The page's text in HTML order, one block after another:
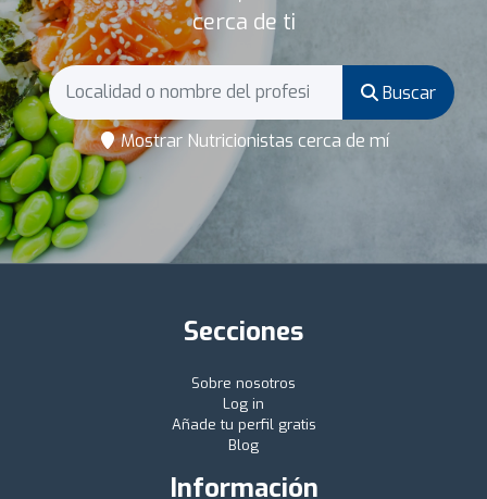
cerca de ti
Buscar
Mostrar Nutricionistas cerca de mí
Secciones
Sobre nosotros
Log in
Añade tu perfil gratis
Blog
Información